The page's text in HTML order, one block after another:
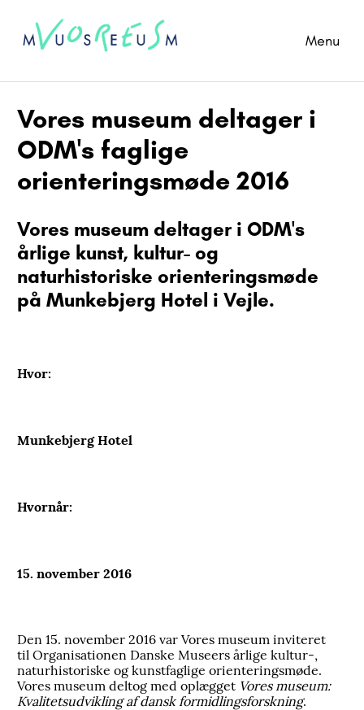
Menu
Vores museum deltager i
ODM's faglige
orienteringsmøde 2016
Vores museum deltager i ODM's
årlige kunst, kultur- og
naturhistoriske orienteringsmøde
på Munkebjerg Hotel i Vejle.
Hvor:
Munkebjerg Hotel
Hvornår:
15. november 2016
Den 15. november 2016 var Vores museum inviteret
til Organisationen Danske Museers årlige kultur-,
naturhistoriske og kunstfaglige orienteringsmøde.
Vores museum deltog med oplægget Vores museum:
Kvalitetsudvikling af dansk formidlingsforskning.